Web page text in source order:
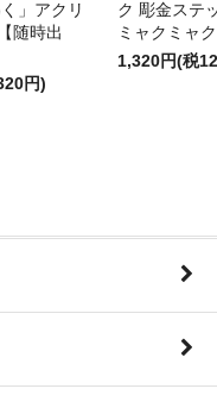
」アクリ
随時出
円)
ク 彫金ステ
ミャクミャク
1,320円(税